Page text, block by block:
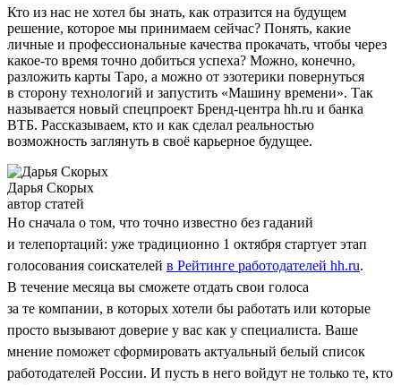
Кто из нас не хотел бы знать, как отразится на будущем
решение, которое мы принимаем сейчас? Понять, какие
личные и профессиональные качества прокачать, чтобы через
какое-то время точно добиться успеха? Можно, конечно,
разложить карты Таро, а можно от эзотерики повернуться
в сторону технологий и запустить «Машину времени». Так
называется новый спецпроект Бренд-центра hh.ru и банка
ВТБ. Рассказываем, кто и как сделал реальностью
возможность заглянуть в своё карьерное будущее.
Дарья Скорых
автор статей
Но сначала о том, что точно известно без гаданий
и телепортаций: уже традиционно 1 октября стартует этап
голосования соискателей в Рейтинге работодателей hh.ru.
В течение месяца вы сможете отдать свои голоса
за те компании, в которых хотели бы работать или которые
просто вызывают доверие у вас как у специалиста. Ваше
мнение поможет сформировать актуальный белый список
работодателей России. И пусть в него войдут не только те, кто